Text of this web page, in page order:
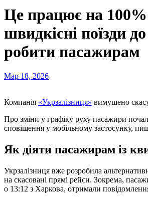
Це працює на
швидкісні поїзди
робити пасажирам
Мар 18, 2026
Компанія «Укрзалізниця» вимушено
Про зміни у графіку руху пасажири
сповіщення у мобільному застосунку,
Як діяти пасажирам із
Укрзалізниця вже розробила
на скасовані прямі рейси. Зокрема,
о 13:12 з Харкова, отримали